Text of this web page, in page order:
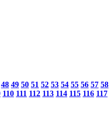
48 49 50 51 52 53 54 55 56 57 58
110 111 112 113 114 115 116 117